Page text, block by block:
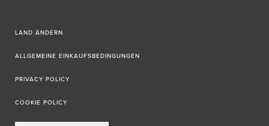
LAND ÄNDERN
ALLGEMEINE EINKAUFSBEDINGUNGEN
PRIVACY POLICY
COOKIE POLICY